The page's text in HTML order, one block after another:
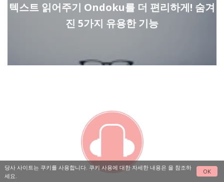
텍스트 읽어주기 Ondoku를 더 편리하게! 숨겨
진 5가지 유용한 기능
당사 사이트는 쿠키를 사용합니다. 쿠키 사용에 대한 자세한 내용은 을 참조하
세요.
OK